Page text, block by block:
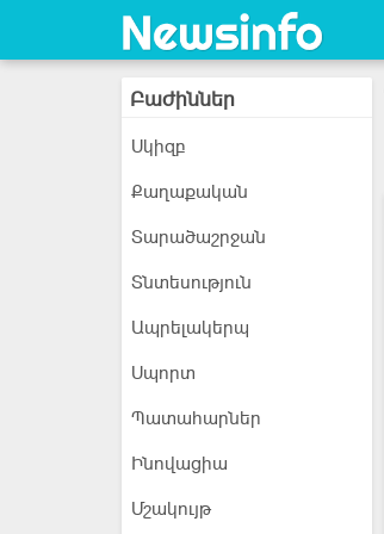
Բաժիններ
Սկիզբ
Քաղաքական
Տարածաշրջան
Տնտեսություն
Ապրելակերպ
Սպորտ
Պատահարներ
Ինովացիա
Մշակույթ